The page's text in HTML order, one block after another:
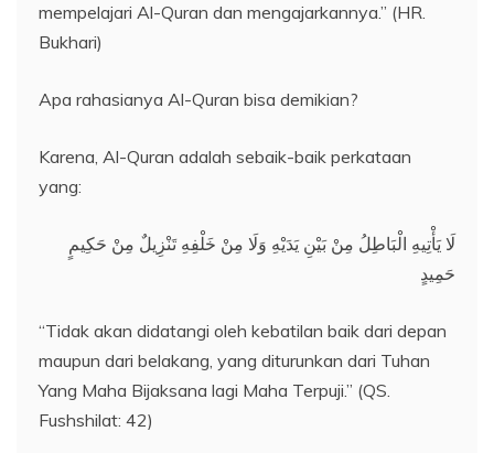
mempelajari Al-Quran dan mengajarkannya.” (HR.
Bukhari)
Apa rahasianya Al-Quran bisa demikian?
Karena, Al-Quran adalah sebaik-baik perkataan
yang:
لَا يَأْتِيهِ الْبَاطِلُ مِنْ بَيْنِ يَدَيْهِ وَلَا مِنْ خَلْفِهِ تَنْزِيلٌ مِنْ حَكِيمٍ
حَمِيدٍ
“Tidak akan didatangi oleh kebatilan baik dari depan
maupun dari belakang, yang diturunkan dari Tuhan
Yang Maha Bijaksana lagi Maha Terpuji.” (QS.
Fushshilat: 42)